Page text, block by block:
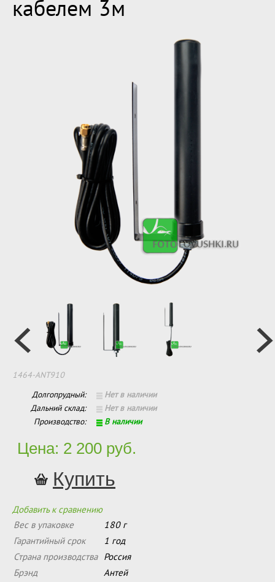
кабелем 3м
1464-ANT910
Долгопрудный:
Нет в наличии
Дальний склад:
Нет в наличии
Производство:
В наличии
Цена: 2 200 руб.
Добавить к сравнению
Вес в упаковке
180 г
Гарантийный срок
1 год
Страна производства
Россия
Брэнд
Антей